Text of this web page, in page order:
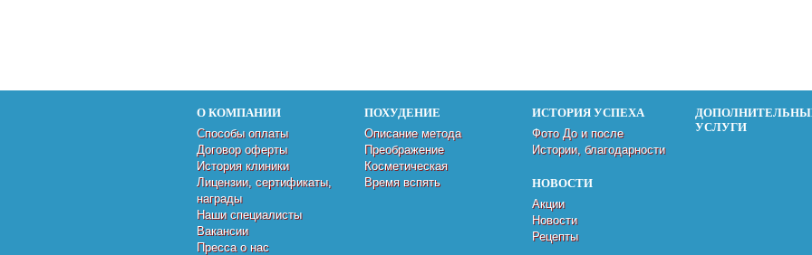
О КОМПАНИИ
Способы оплаты
Договор оферты
История клиники
Лицензии, сертификаты,
награды
Наши специалисты
Вакансии
Пресса о нас
ПОХУДЕНИЕ
Описание метода
Преображение
Косметическая
Время вспять
ИСТОРИЯ УСПЕХА
Фото До и после
Истории, благодарности
НОВОСТИ
Акции
Новости
Рецепты
УСЛУГИ